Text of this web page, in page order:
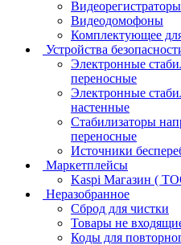
Видеорегистраторы
Видеодомофоны
Комплектующее
Устройства
Электронные
переносные
Электронные
настенные
Стабилизаторы
переносные
Источники
Маркетплейсы
Kaspi Магазин (
Неразобранное
Сброд для чистки
Товары не
Коды для